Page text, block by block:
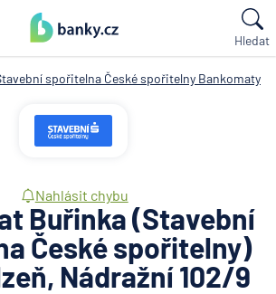
Hledat
spořitelna České spořitelny Bankomaty
Nahlásit chybu
Buřinka (Stavební
České spořitelny)
Nádražní 102/9